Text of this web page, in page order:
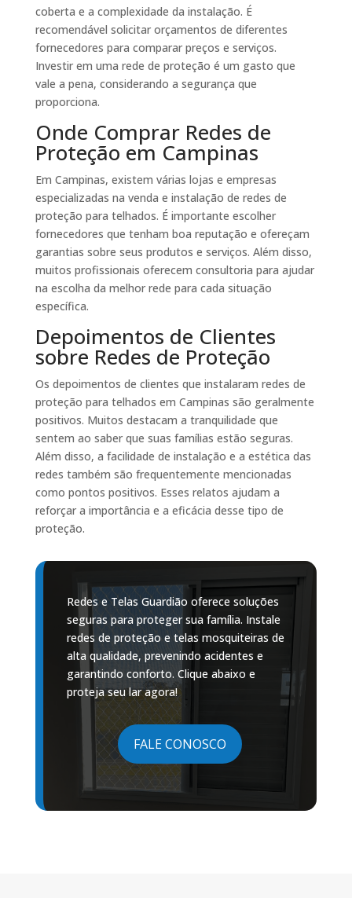
coberta e a complexidade da instalação. É
recomendável solicitar orçamentos de diferentes
fornecedores para comparar preços e serviços.
Investir em uma rede de proteção é um gasto que
vale a pena, considerando a segurança que
proporciona.
Onde Comprar Redes de
Proteção em Campinas
Em Campinas, existem várias lojas e empresas
especializadas na venda e instalação de redes de
proteção para telhados. É importante escolher
fornecedores que tenham boa reputação e ofereçam
garantias sobre seus produtos e serviços. Além disso,
muitos profissionais oferecem consultoria para ajudar
na escolha da melhor rede para cada situação
específica.
Depoimentos de Clientes
sobre Redes de Proteção
Os depoimentos de clientes que instalaram redes de
proteção para telhados em Campinas são geralmente
positivos. Muitos destacam a tranquilidade que
sentem ao saber que suas famílias estão seguras.
Além disso, a facilidade de instalação e a estética das
redes também são frequentemente mencionadas
como pontos positivos. Esses relatos ajudam a
reforçar a importância e a eficácia desse tipo de
proteção.
Redes e Telas Guardião oferece soluções
seguras para proteger sua família. Instale
redes de proteção e telas mosquiteiras de
alta qualidade, prevenindo acidentes e
garantindo conforto. Clique abaixo e
proteja seu lar agora!
FALE CONOSCO